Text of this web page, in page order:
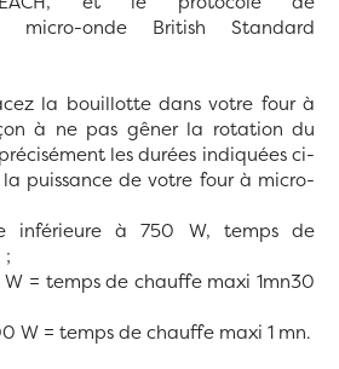
micro-onde British Standard
la bouillotte dans votre four à
à ne pas gêner la rotation du
les durées indiquées ci-
puissance de votre four à micro-
inférieure à 750 W, temps de
;
= temps de chauffe maxi 1mn30
W = temps de chauffe maxi 1 mn.